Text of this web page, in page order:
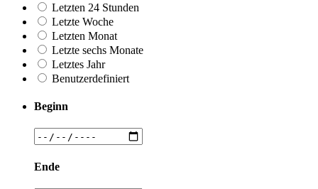
Letzten 24 Stunden
Letzte Woche
Letzten Monat
Letzte sechs Monate
Letztes Jahr
Benutzerdefiniert
Beginn
Ende